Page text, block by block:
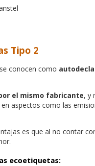
Tipo 2
conocen como
el mismo fabricante, y
aspectos como las
es que al no contar
ecoetiquetas: